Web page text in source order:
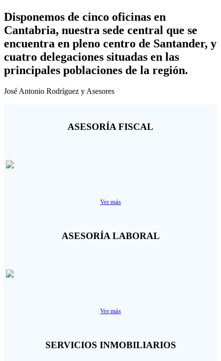
Disponemos de cinco oficinas en
Cantabria, nuestra sede central que se
encuentra en pleno centro de Santander, y
cuatro delegaciones situadas en las
principales poblaciones de la región.
José Antonio Rodríguez y Asesores
ASESORÍA FISCAL
Ver más
ASESORÍA LABORAL
Ver más
SERVICIOS INMOBILIARIOS